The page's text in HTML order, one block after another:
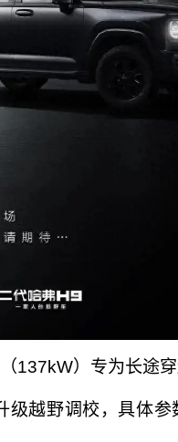
137kW）专为长途
级越野调校，具体参